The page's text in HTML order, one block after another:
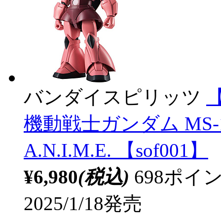
バンダイスピリッツ
機動戦士ガンダム
A.N.I.M.E. 【sof001】
¥6,980(税込) 698ポイ
2025/1/18発売